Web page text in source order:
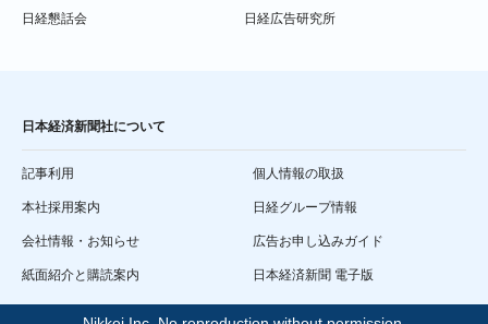
日経懇話会
日経広告研究所
日本経済新聞社について
記事利用 個人情報の取扱
本社採用案内 日経グループ情報
会社情報・お知らせ 広告お申し込みガイド
紙面紹介と購読案内 日本経済新聞 電子版